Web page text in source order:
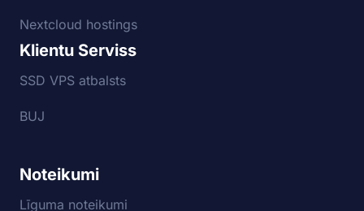
Nextcloud hostings
Klientu Serviss
SSD VPS atbalsts
BUJ
Noteikumi
Līguma noteikumi